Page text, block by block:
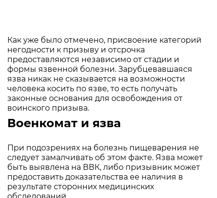
Как уже было отмечено, присвоение категорий
негодности к призыву и отсрочка
предоставляются независимо от стадии и
формы язвенной болезни. Зарубцевавшаяся
язва никак не сказывается на возможности
человека косить по язве, то есть получать
законные основания для освобождения от
воинского призыва.
Военкомат и язва
При подозрениях на болезнь пищеварения не
следует замалчивать об этом факте. Язва может
быть выявлена на ВВК, либо призывник может
предоставить доказательства ее наличия в
результате сторонних медицинских